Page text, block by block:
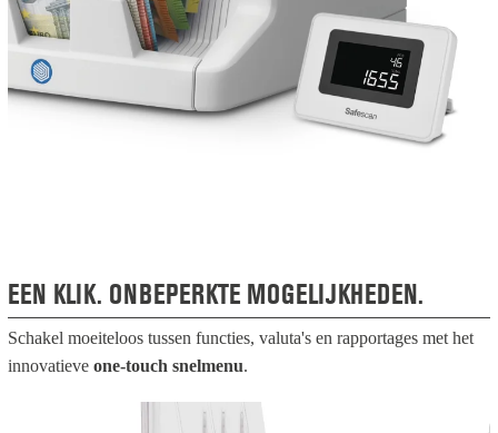
EEN KLIK. ONBEPERKTE MOGELIJKHEDEN.
Schakel moeiteloos tussen functies, valuta's en rapportages met het
innovatieve one-touch snelmenu.